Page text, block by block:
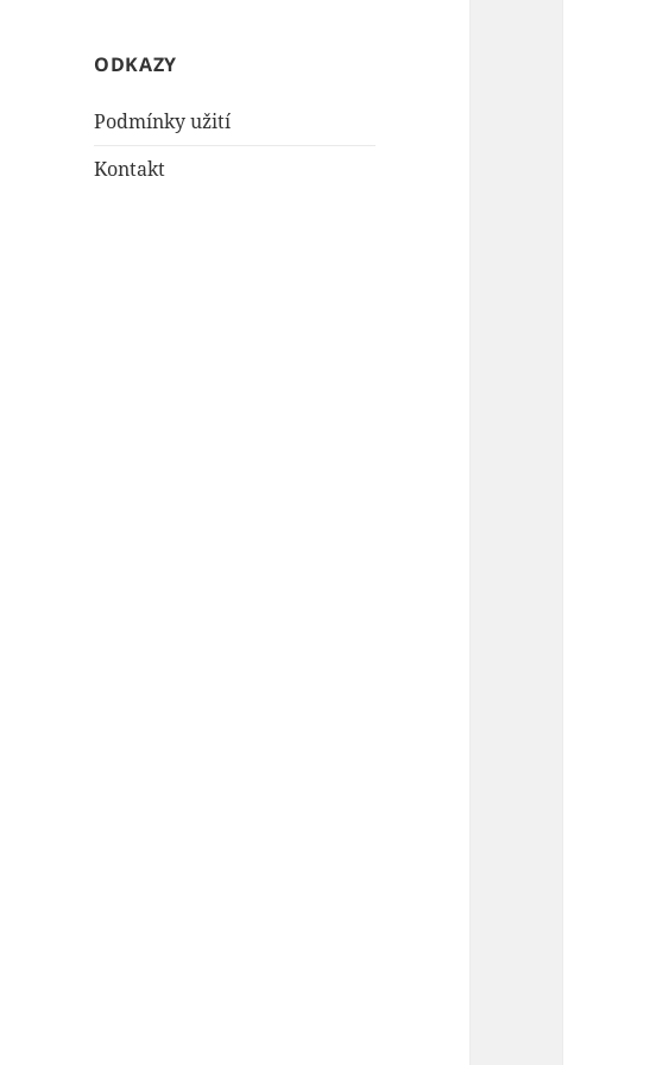
ODKAZY
Podmínky užití
Kontakt